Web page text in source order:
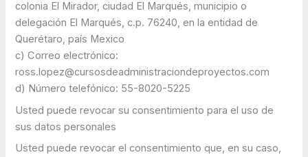
colonia El Mirador, ciudad El Marqués, municipio o
delegación El Marqués, c.p. 76240, en la entidad de
Querétaro, país Mexico
c) Correo electrónico:
ross.lopez@cursosdeadministraciondeproyectos.com
d) Número telefónico: 55-8020-5225
Usted puede revocar su consentimiento para el uso de
sus datos personales
Usted puede revocar el consentimiento que, en su caso,